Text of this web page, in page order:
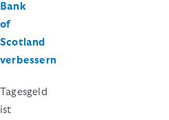
Bank
of
Scotland
verbessern
Tagesgeld
ist